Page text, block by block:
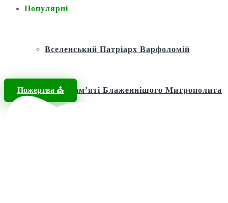
Популярні
Вселенський Патріарх Варфоломій
Фонд пам’яті Блаженнішого Митрополита
Пожертва ⛪️